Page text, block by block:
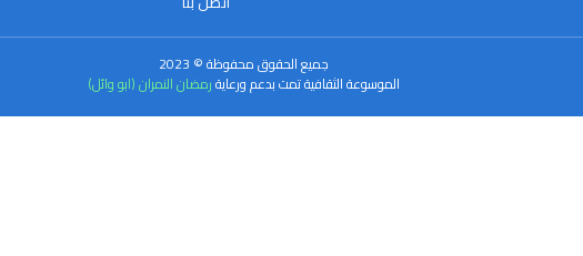
جميع الحقوق محفوظة © 2023
الموسوعة الثقافية تمت بدعم ورعايةرمضان النمران (ابو وائل)